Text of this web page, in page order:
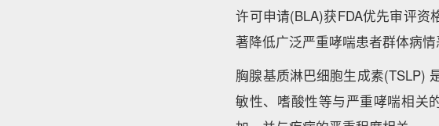
许可申请(BLA)获FDA优先审评资
著降低广泛严重哮喘患者群体病情
胸腺基质淋巴细胞生成素(TSLP)
敏性、嗜酸性等与严重哮喘相关